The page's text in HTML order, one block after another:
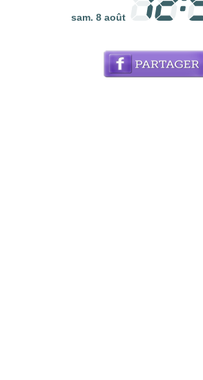
sam. 8 août